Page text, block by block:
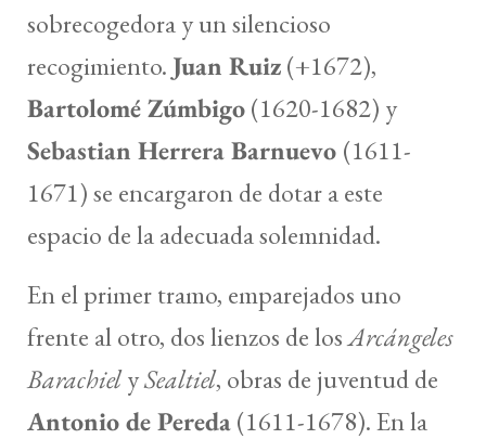
sobrecogedora y un silencioso
recogimiento. Juan Ruiz(+1672),
Bartolomé Zúmbigo(1620-1682) y
Sebastian Herrera Barnuevo (1611-
1671) se encargaron de dotar a este
espacio de la adecuada solemnidad.
En el primer tramo, emparejados uno
frente al otro, dos lienzos de losArcángeles
BarachielySealtiel, obras de juventud de
Antonio de Pereda(1611-1678). En la